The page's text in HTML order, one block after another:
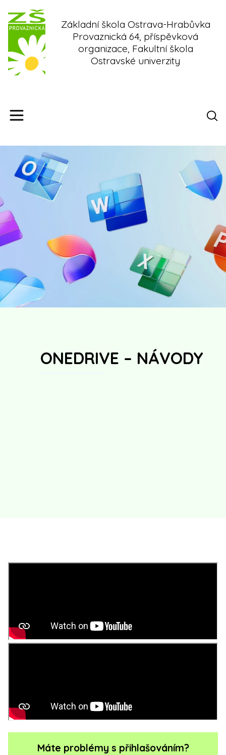
content
Základní škola Ostrava-Hrabůvka
Provaznická 64, příspěvková
organizace, Fakultní škola
Ostravské univerzity
ONEDRIVE – NÁVODY
Máte problémy s přihlašováním?